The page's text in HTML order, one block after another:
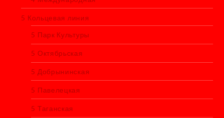
5 Кольцевая линия
5 Парк Культуры
5 Октябрьская
5 Добрынинская
5 Павелецкая
5 Таганская